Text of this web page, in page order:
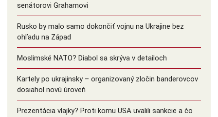
senátorovi Grahamovi
Rusko by malo samo dokončiť vojnu na Ukrajine bez
ohľadu na Západ
Moslimské NATO? Diabol sa skrýva v detailoch
Kartely po ukrajinsky – organizovaný zločin banderovcov
dosiahol novú úroveň
Prezentácia vlajky? Proti komu USA uvalili sankcie a čo